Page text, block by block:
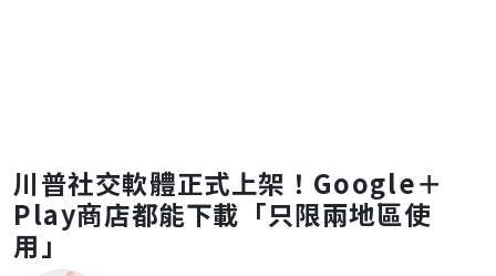
川普社交軟體正式上架！Google＋
Play商店都能下載「只限兩地區使
用」